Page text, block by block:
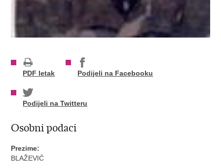
PDF letak Podijeli na Facebooku
Podijeli na Twitteru
Osobni podaci
Prezime:
BLAŽEVIĆ